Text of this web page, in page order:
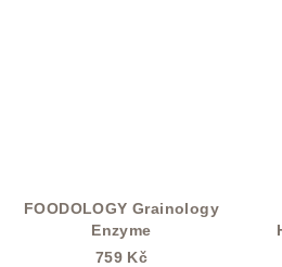
FOODOLOGY Grainology
Enzyme
759 Kč